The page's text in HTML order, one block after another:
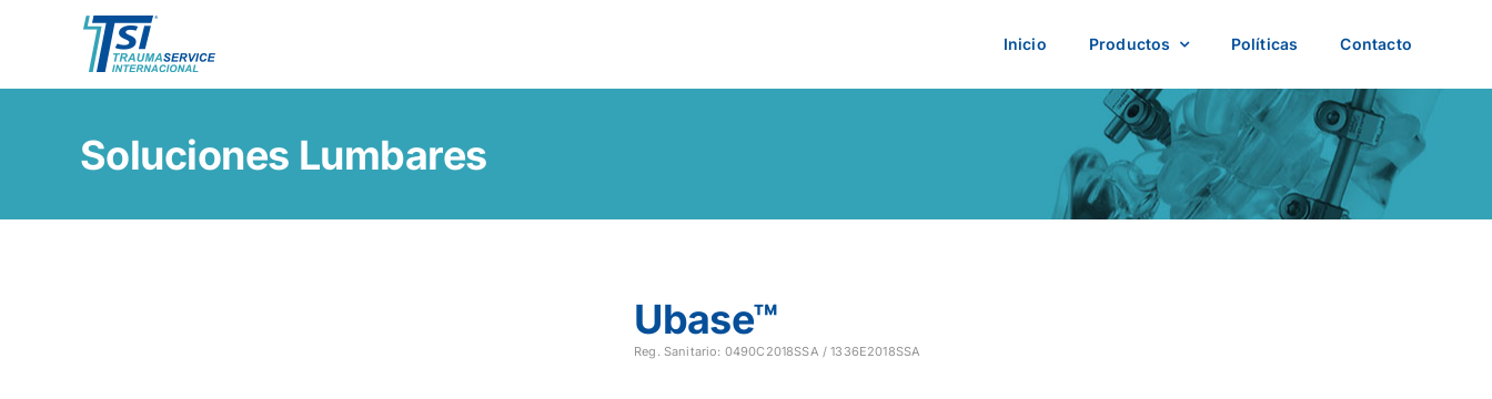
Inicio Productos Políticas Contacto
Soluciones Lumbares
Ubase™
Reg. Sanitario: 0490C2018SSA / 1336E2018SSA